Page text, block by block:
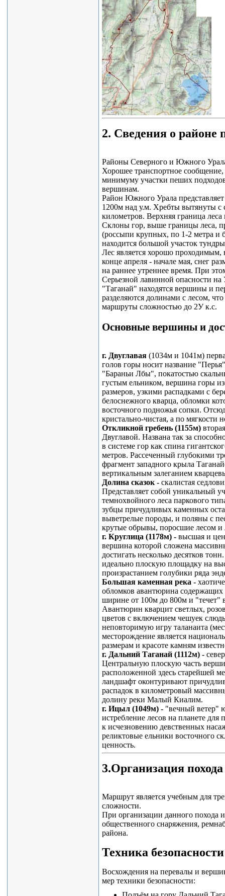
2. Сведения о районе
Районы Северного и Южного
Хорошее транспортное
минимуму участки пеших
вершинам.
Район Южного Урала
1200м над у.м. Хребты вытянуты с
километров. Верхняя граница
Склоны гор, выше границы леса,
(россыпи крупных, по 1-2 метра и
находится большой участок
Лес является хорошо проходимым,
конце апреля - начале мая, снег
на раннее утреннее время. При
Серьезной лавинной опасности
"Таганай" находятся вершины и
разделяются долинами с лесом,
маршруты сложностью до 2У к.с.
Основные вершины и
г. Двуглавая (1034м и 1041м)
голов горы носит название
"Бараньи Лбы", покатостью
густым ельником, вершина горы
размеров, узкими распадками с
белоснежного кварца, обломки
восточного подножья сопки.
кристально-чистая, а по мягкости
Откликной гребень (1155м)
Двуглавой. Названа так за
в системе гор как спина
метров. Рассеченный глубокими
фрагмент западного крыла
вертикальным залеганием
Долина сказок - скалистая
Представляет собой уникальный
темнохвойного леса паркового
зубцы причудливых каменных
выветрелые породы, и поляны с
крутые обрывы, поросшие лесом и
г. Круглица (1178м) - высшая и
вершина которой сложена
достигать несколько десятков
идеально плоскую площадку на
произрастанием голубики ряда
Большая каменная река -
обломков авантюрина
ширине от 100м до 800м и "течет"
Авантюрин кварцит светлых,
цветов с включением чешуек
неповторимую игру таланаита
месторождение является
размерам и красоте камням
г. Дальний Таганай (1112м) -
Центральную плоскую часть
расположенной здесь старейшей
ландшафт оконтуривают
распадок в километровый
долину реки Малый Киалим.
г. Ицыл (1049м) - "вечный ветер"
истребление лесов на планете для
к исчезновению девственных
реликтовые ельники восточного
ценность.
3.Организация похода
Маршрут является учебным для
сложности.
При организации данного похода
общественного снаряжения,
района.
Техника безопасности
Восхождения на перевалы и
мер техники безопасности: